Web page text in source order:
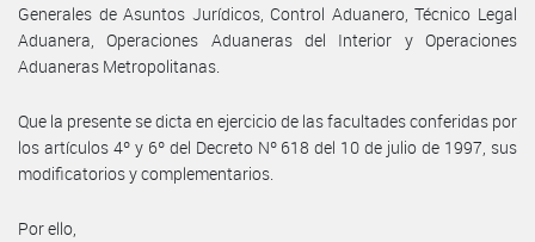
Generales de Asuntos Jurídicos, Control Aduanero, Técnico Legal
Aduanera, Operaciones Aduaneras del Interior y Operaciones
Aduaneras Metropolitanas.
Que la presente se dicta en ejercicio de las facultades conferidas por
los artículos 4º y 6º del Decreto Nº 618 del 10 de julio de 1997, sus
modificatorios y complementarios.
Por ello,